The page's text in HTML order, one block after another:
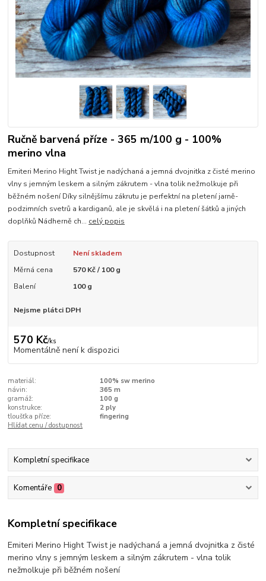
Ručně barvená příze - 365 m/100 g - 100%
merino vlna
Emiteri Merino Hight Twist je nadýchaná a jemná dvojnitka z čisté merino
vlny s jemným leskem a silným zákrutem - vlna tolik nežmolkuje při
běžném nošení Díky silnějšímu zákrutu je perfektní na pletení jarně-
podzimních svetrů a kardiganů, ale je skvělá i na pletení šátků a jiných
doplňků Nádherně ch... celý popis
Dostupnost
Není skladem
Měrná cena
570 Kč / 100 g
Balení
100 g
Nejsme plátci DPH
570 Kč/ks
Momentálně není k dispozici
materiál:
100% sw merino
návin:
365 m
gramáž:
100 g
konstrukce:
2 ply
tloušťka příze:
fingering
Hlídat cenu / dostupnost
Kompletní specifikace
Komentáře 0
Kompletní specifikace
Emiteri Merino Hight Twist je nadýchaná a jemná dvojnitka z čisté
merino vlny s jemným leskem a silným zákrutem - vlna tolik
nežmolkuje při běžném nošení